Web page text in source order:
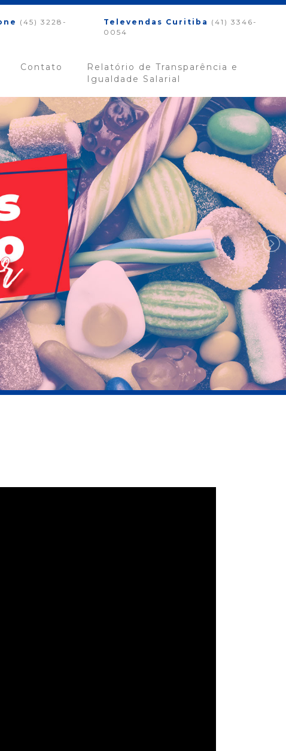
(45) 3228-
Televendas Curitiba (41) 3346-
0054
Contato
Relatório de Transparência e
Igualdade Salarial